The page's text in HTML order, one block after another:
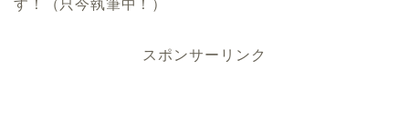
す！（只今執筆中！）
スポンサーリンク